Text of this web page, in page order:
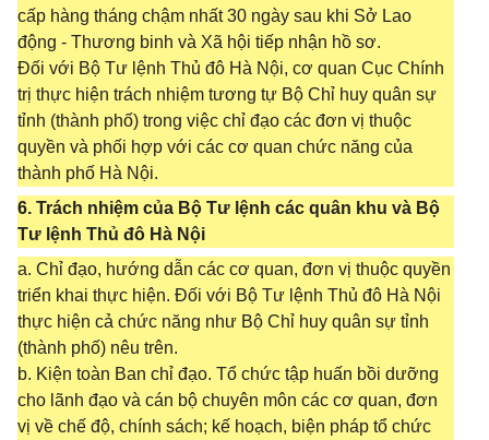
cấp hàng tháng chậm nhất 30 ngày sau khi Sở Lao
động - Thương binh và Xã hội tiếp nhận hồ sơ.
Đối với Bộ Tư lệnh Thủ đô Hà Nội, cơ quan Cục Chính
trị thực hiện trách nhiệm tương tự Bộ Chỉ huy quân sự
tỉnh (thành phố) trong việc chỉ đạo các đơn vị thuộc
quyền và phối hợp với các cơ quan chức năng của
thành phố Hà Nội.
6. Trách nhiệm của Bộ Tư lệnh các quân khu và Bộ
Tư lệnh Thủ đô Hà Nội
a. Chỉ đạo, hướng dẫn các cơ quan, đơn vị thuộc quyền
triển khai thực hiện. Đối với Bộ Tư lệnh Thủ đô Hà Nội
thực hiện cả chức năng như Bộ Chỉ huy quân sự tỉnh
(thành phố) nêu trên.
b. Kiện toàn Ban chỉ đạo. Tổ chức tập huấn bồi dưỡng
cho lãnh đạo và cán bộ chuyên môn các cơ quan, đơn
vị về chế độ, chính sách; kế hoạch, biện pháp tổ chức